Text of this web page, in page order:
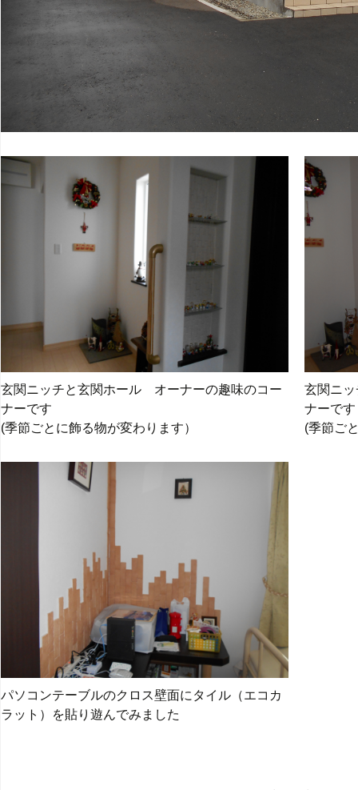
玄関ニッチと玄関ホール オーナーの趣味のコー
ナーです
(季節ごとに飾る物が変わります）
パソコンテーブルのクロス壁面にタイル（エコカ
ラット）を貼り遊んでみました
玄関ニ
ナーです
(季節ご